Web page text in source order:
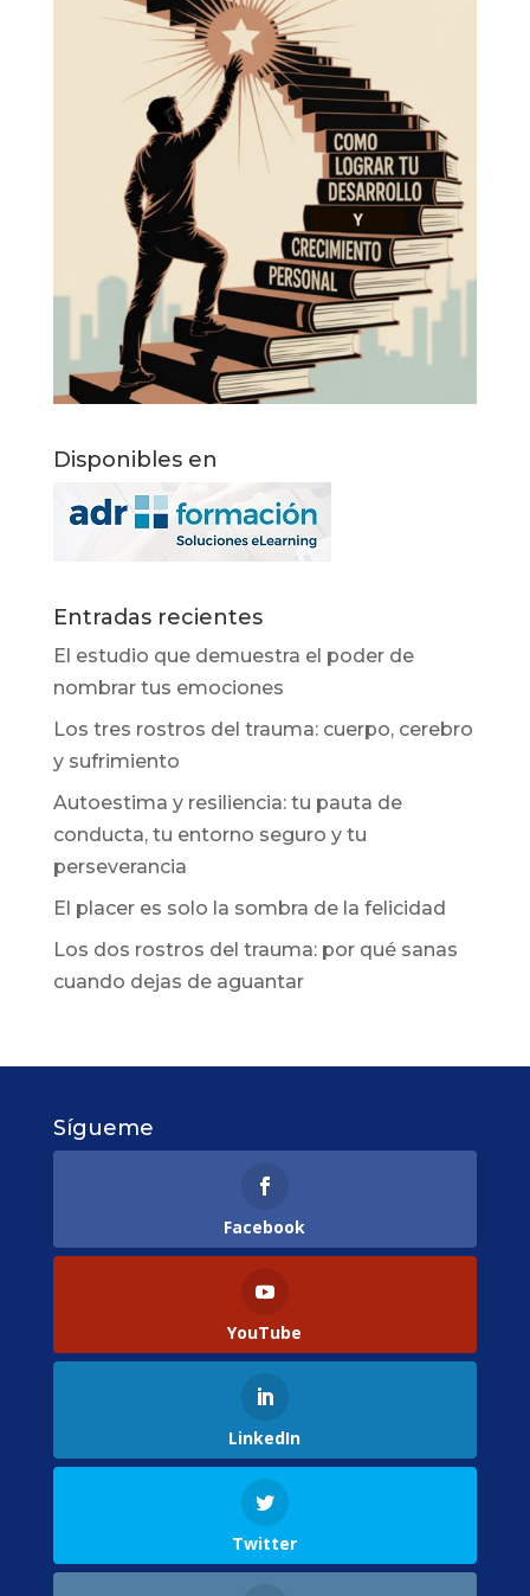
Disponibles en
Entradas recientes
El estudio que demuestra el poder de
nombrar tus emociones
Los tres rostros del trauma: cuerpo, cerebro
y sufrimiento
Autoestima y resiliencia: tu pauta de
conducta, tu entorno seguro y tu
perseverancia
El placer es solo la sombra de la felicidad
Los dos rostros del trauma: por qué sanas
cuando dejas de aguantar
Sígueme
Facebook
YouTube
LinkedIn
Twitter